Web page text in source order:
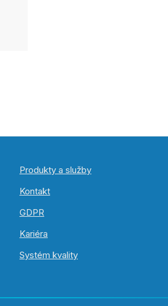
Produkty a služby
Kontakt
GDPR
Kariéra
Systém kvality